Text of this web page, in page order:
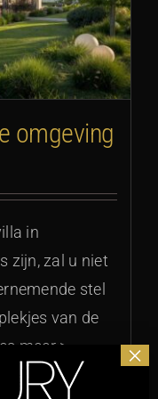
omgeving
in
zijn, zal u niet
stel
van de
meer >